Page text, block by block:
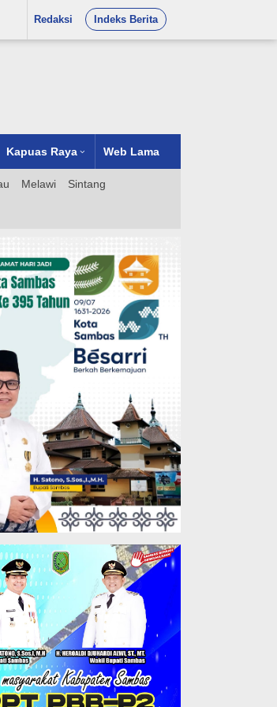
Redaksi Indeks Berita
Kapuas Raya Web Lama
Melawi Sintang